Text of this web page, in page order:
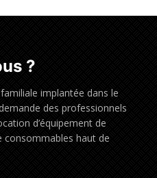
?
implantée dans le
des professionnels
d’équipement de
consommables haut de